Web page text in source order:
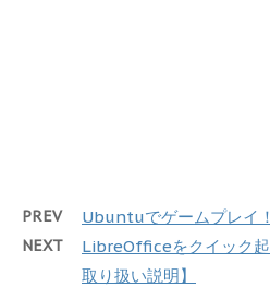
PREV Ubuntuでゲームプレイ
NEXT
LibreOfficeをクイック
取り扱い説明】